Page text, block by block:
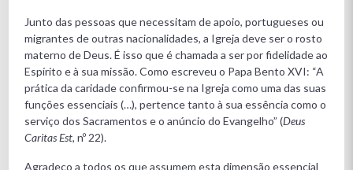
Junto das pessoas que necessitam de apoio, portugueses ou
migrantes de outras nacionalidades, a Igreja deve ser o rosto
materno de Deus. É isso que é chamada a ser por fidelidade ao
Espírito e à sua missão. Como escreveu o Papa Bento XVI: “A
prática da caridade confirmou-se na Igreja como uma das suas
funções essenciais (…), pertence tanto à sua essência como o
serviço dos Sacramentos e o anúncio do Evangelho” (Deus
Caritas Est, nº 22).
Agradeço a todos os que assumem esta dimensão essencial